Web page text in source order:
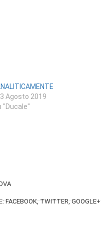
Agosto 2019
"Ducale"
FACEBOOK, TWITTER, GOOGLE+